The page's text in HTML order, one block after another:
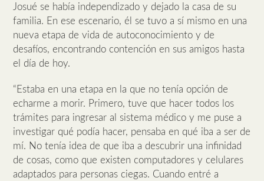
Josué se había independizado y dejado la casa de su
familia. En ese escenario, él se tuvo a sí mismo en una
nueva etapa de vida de autoconocimiento y de
desafíos, encontrando contención en sus amigos hasta
el día de hoy.
“Estaba en una etapa en la que no tenía opción de
echarme a morir. Primero, tuve que hacer todos los
trámites para ingresar al sistema médico y me puse a
investigar qué podía hacer, pensaba en qué iba a ser de
mí. No tenía idea de que iba a descubrir una infinidad
de cosas, como que existen computadores y celulares
adaptados para personas ciegas. Cuando entré a